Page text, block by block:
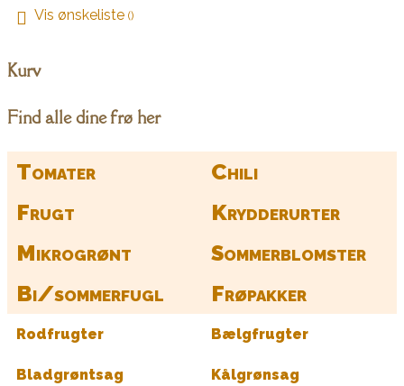
Vis ønskeliste
Kurv
Find alle dine frø her
Tomater
Chili
Frugt
Krydderurter
Mikrogrønt
Sommerblomster
Bi/sommerfugl
Frøpakker
Rodfrugter Bælgfrugter
Bladgrøntsag Kålgrønsag